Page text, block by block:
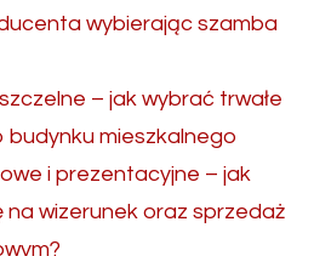
wybierając szamba
– jak wybrać trwałe
budynku mieszkalnego
i prezentacyjne – jak
na wizerunek oraz sprzedaż